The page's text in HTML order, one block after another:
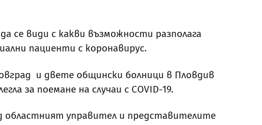
се види с какви възможности разполага
пациенти с коронавирус.
и двете общински болници в Пловдив
за поемане на случаи с COVID-19.
областният управител и представителите